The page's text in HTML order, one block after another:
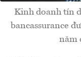
Kinh doanh tín
bancassurance
năm